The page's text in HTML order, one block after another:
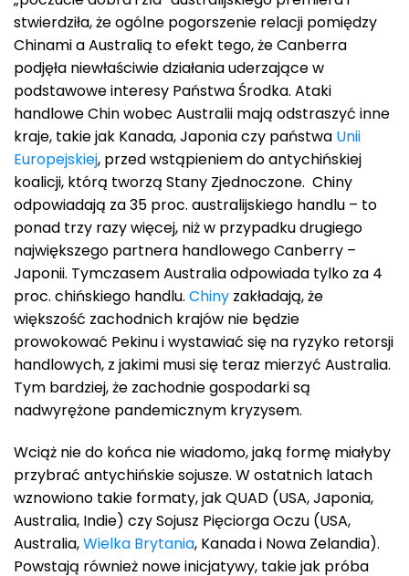
stwierdziła, że ogólne pogorszenie relacji pomiędzy
Chinami a Australią to efekt tego, że Canberra
podjęła niewłaściwie działania uderzające w
podstawowe interesy Państwa Środka. Ataki
handlowe Chin wobec Australii mają odstraszyć inne
kraje, takie jak Kanada, Japonia czy państwa Unii
Europejskiej, przed wstąpieniem do antychińskiej
koalicji, którą tworzą Stany Zjednoczone. Chiny
odpowiadają za 35 proc. australijskiego handlu – to
ponad trzy razy więcej, niż w przypadku drugiego
największego partnera handlowego Canberry –
Japonii. Tymczasem Australia odpowiada tylko za 4
proc. chińskiego handlu. Chiny zakładają, że
większość zachodnich krajów nie będzie
prowokować Pekinu i wystawiać się na ryzyko retorsji
handlowych, z jakimi musi się teraz mierzyć Australia.
Tym bardziej, że zachodnie gospodarki są
nadwyrężone pandemicznym kryzysem.
Wciąż nie do końca nie wiadomo, jaką formę miałyby
przybrać antychińskie sojusze. W ostatnich latach
wznowiono takie formaty, jak QUAD (USA, Japonia,
Australia, Indie) czy Sojusz Pięciorga Oczu (USA,
Australia,Wielka Brytania, Kanada i Nowa Zelandia).
Powstają również nowe inicjatywy, takie jak próba